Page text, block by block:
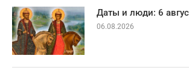
Даты и люди: 6
06.08.2026